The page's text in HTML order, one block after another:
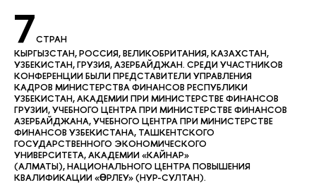
7СТРАН
КЫРГЫЗСТАН, РОССИЯ, ВЕЛИКОБРИТАНИЯ, КАЗАХСТАН,
УЗБЕКИСТАН, ГРУЗИЯ, АЗЕРБАЙДЖАН. СРЕДИ УЧАСТНИКОВ
КОНФЕРЕНЦИИ БЫЛИ ПРЕДСТАВИТЕЛИ УПРАВЛЕНИЯ
КАДРОВ МИНИСТЕРСТВА ФИНАНСОВ РЕСПУБЛИКИ
УЗБЕКИСТАН, АКАДЕМИИ ПРИ МИНИСТЕРСТВЕ ФИНАНСОВ
ГРУЗИИ, УЧЕБНОГО ЦЕНТРА ПРИ МИНИСТЕРСТВЕ ФИНАНСОВ
АЗЕРБАЙДЖАНА, УЧЕБНОГО ЦЕНТРА ПРИ МИНИСТЕРСТВЕ
ФИНАНСОВ УЗБЕКИСТАНА, ТАШКЕНТСКОГО
ГОСУДАРСТВЕННОГО ЭКОНОМИЧЕСКОГО
УНИВЕРСИТЕТА, АКАДЕМИИ «КАЙНАР»
(АЛМАТЫ), НАЦИОНАЛЬНОГО ЦЕНТРА ПОВЫШЕНИЯ
КВАЛИФИКАЦИИ «ӨРЛЕУ» (НУР-СУЛТАН).